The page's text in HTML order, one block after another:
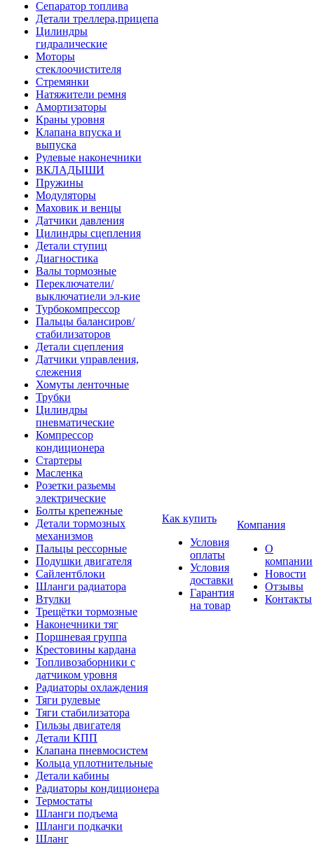
Сепаратор топлива
Детали треллера,прицепа
Цилиндры
гидралические
Моторы
стеклоочистителя
Стремянки
Натяжители ремня
Амортизаторы
Краны уровня
Клапана впуска и
выпуска
Рулевые наконечники
ВКЛАДЫШИ
Пружины
Модуляторы
Маховик и венцы
Датчики давления
Цилиндры сцепления
Детали ступиц
Диагностика
Валы тормозные
Переключатели/
выключатиели эл-кие
Турбокомпрессор
Пальцы балансиров/
стабилизаторов
Детали сцепления
Датчики управления,
слежения
Хомуты ленточные
Трубки
Цилиндры
пневматические
Компрессор
кондиционера
Стартеры
Масленка
Розетки разьемы
электрические
Болты крепежные
Детали тормозных
механизмов
Пальцы рессорные
Подушки двигателя
Сайлентблоки
Шланги радиатора
Втулки
Трещётки тормозные
Наконечники тяг
Поршневая группа
Крестовины кардана
Топливозаборники с
датчиком уровня
Радиаторы охлаждения
Тяги рулевые
Тяги стабилизатора
Гильзы двигателя
Детали КПП
Клапана пневмосистем
Кольца уплотнительные
Детали кабины
Радиаторы кондиционера
Термостаты
Шланги подъема
Шланги подкачки
Шланг
Как купить
Условия
оплаты
Условия
доставки
Гарантия
на товар
Компания
О
компании
Новости
Отзывы
Контакты